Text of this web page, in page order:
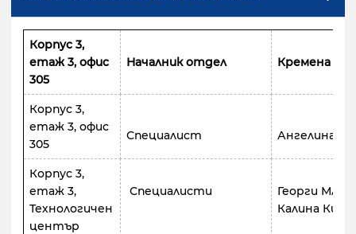
Корпус 3,
етаж 3, офис
305
Началник отдел Кремена
Корпус 3,
етаж 3, офис
305
Специалист Ангелина
Корпус 3,
етаж 3,
Технологичен
център
Специалисти
Георги
Калина